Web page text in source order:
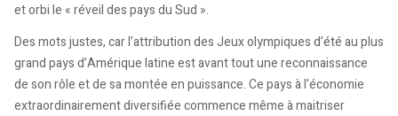
et orbi le « réveil des pays du Sud ».
Des mots justes, car l’attribution des Jeux olympiques d’été au plus
grand pays d’Amérique latine est avant tout une reconnaissance
de son rôle et de sa montée en puissance. Ce pays à l’économie
extraordinairement diversifiée commence même à maitriser